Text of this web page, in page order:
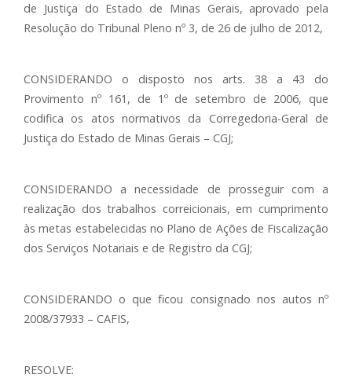
de Justiça do Estado de Minas Gerais, aprovado pela
Resolução do Tribunal Pleno nº 3, de 26 de julho de 2012,
CONSIDERANDO o disposto nos arts. 38 a 43 do
Provimento nº 161, de 1º de setembro de 2006, que
codifica os atos normativos da Corregedoria-Geral de
Justiça do Estado de Minas Gerais – CGJ;
CONSIDERANDO a necessidade de prosseguir com a
realização dos trabalhos correicionais, em cumprimento
às metas estabelecidas no Plano de Ações de Fiscalização
dos Serviços Notariais e de Registro da CGJ;
CONSIDERANDO o que ficou consignado nos autos nº
2008/37933 – CAFIS,
RESOLVE: